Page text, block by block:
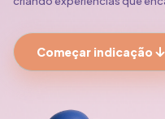
Começar indicação